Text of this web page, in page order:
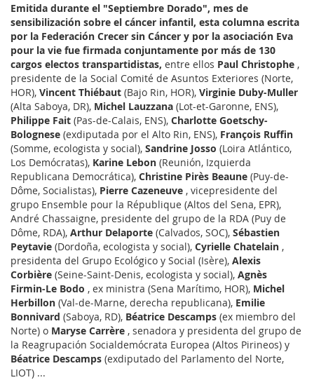
Emitida durante el "Septiembre Dorado", mes de
sensibilización sobre el cáncer infantil, esta columna escrita
por la Federación Crecer sin Cáncer y por la asociación Eva
pour la vie fue firmada conjuntamente por más de 130
cargos electos transpartidistas, entre ellos Paul Christophe ,
presidente de la Social Comité de Asuntos Exteriores (Norte,
HOR), Vincent Thiébaut (Bajo Rin, HOR), Virginie Duby-Muller
(Alta Saboya, DR), Michel Lauzzana (Lot-et-Garonne, ENS),
Philippe Fait (Pas-de-Calais, ENS), Charlotte Goetschy-
Bolognese (exdiputada por el Alto Rin, ENS), François Ruffin
(Somme, ecologista y social), Sandrine Josso (Loira Atlántico,
Los Demócratas), Karine Lebon (Reunión, Izquierda
Republicana Democrática), Christine Pirès Beaune (Puy-de-
Dôme, Socialistas), Pierre Cazeneuve , vicepresidente del
grupo Ensemble pour la République (Altos del Sena, EPR),
André Chassaigne, presidente del grupo de la RDA (Puy de
Dôme, RDA), Arthur Delaporte (Calvados, SOC), Sébastien
Peytavie (Dordoña, ecologista y social), Cyrielle Chatelain ,
presidenta del Grupo Ecológico y Social (Isère), Alexis
Corbière (Seine-Saint-Denis, ecologista y social), Agnès
Firmin-Le Bodo , ex ministra (Sena Marítimo, HOR), Michel
Herbillon (Val-de-Marne, derecha republicana), Emilie
Bonnivard (Saboya, RD), Béatrice Descamps (ex miembro del
Norte) o Maryse Carrère , senadora y presidenta del grupo de
la Reagrupación Socialdemócrata Europea (Altos Pirineos) y
Béatrice Descamps (exdiputado del Parlamento del Norte,
LIOT) ...